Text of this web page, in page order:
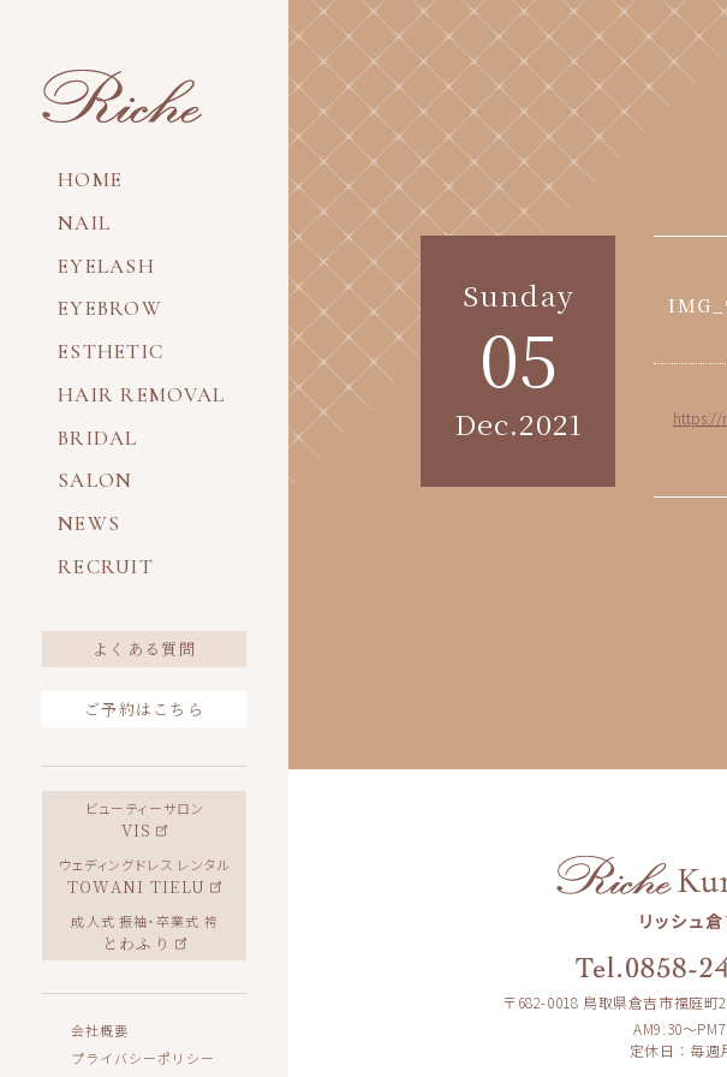
HOME
NAIL
EYELASH
EYEBROW
ESTHETIC
HAIR REMOVAL
BRIDAL
SALON
NEWS
RECRUIT
よくある質問
ご予約はこちら
ビューティーサロン
VIS
ウェディングドレス レンタル
TOWANI TIELU
成人式 振袖・卒業式 袴
とわふり
会社概要
プライバシーポリシー
Sunday
05
Dec.2021 https://
〒682-0018 鳥取県倉吉市福庭町
AM9:30〜
定休日：毎週